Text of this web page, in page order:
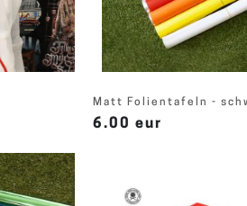
Matt Folientafeln -
6.00 eur